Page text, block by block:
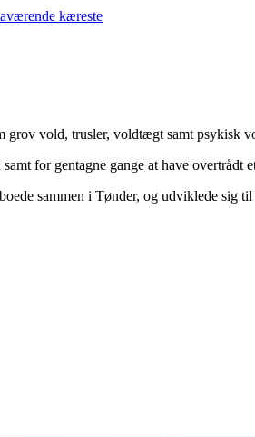
kæreste
vold, trusler, voldtægt samt psykisk
for gentagne gange at have overtrådt
sammen i Tønder, og udviklede